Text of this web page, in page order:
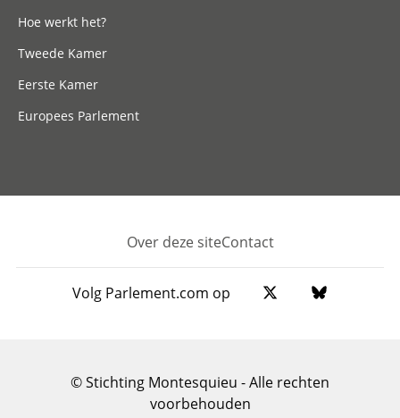
Hoe werkt het?
Tweede Kamer
Eerste Kamer
Europees Parlement
Footer
Over deze siteContact
Volg Parlement.com op
© Stichting Montesquieu - Alle rechten
voorbehouden